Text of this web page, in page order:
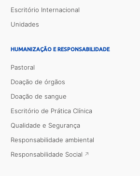
Escritório Internacional
Unidades
HUMANIZAÇÃO E RESPONSABILIDADE
Pastoral
Doação de órgãos
Doação de sangue
Escritório de Prática Clínica
Qualidade e Segurança
Responsabilidade ambiental
Responsabilidade Social